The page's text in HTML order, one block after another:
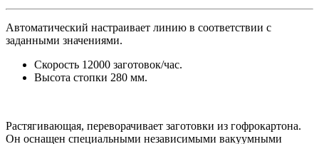
Автоматический настраивает линию в соответствии с
заданными значениями.
Скорость 12000 заготовок/час.
Высота стопки 280 мм.
Растягивающая, переворачивает заготовки из гофрокартона.
Он оснащен специальными независимыми вакуумными